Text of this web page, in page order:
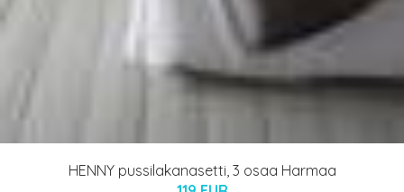
HENNY pussilakanasetti, 3 osaa Harmaa